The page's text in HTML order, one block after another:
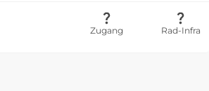
Zugang Rad-Infra